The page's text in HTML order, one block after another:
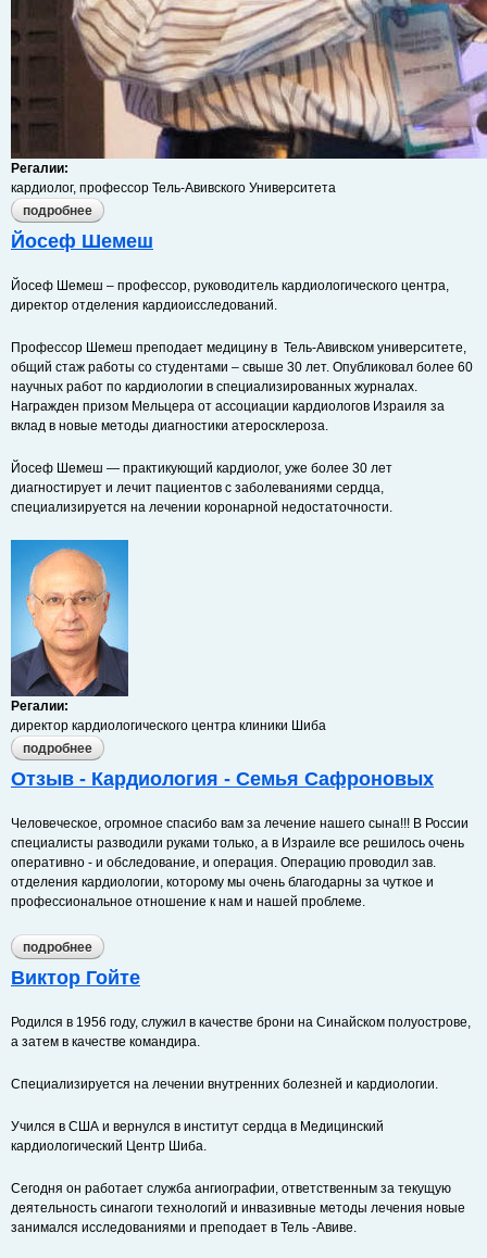
Регалии:
кардиолог, профессор Тель-Авивского Университета
подробнее о александр тененбаум
Йосеф Шемеш
Йосеф Шемеш – профессор, руководитель кардиологического центра,
директор отделения кардиоисследований.
Профессор Шемеш преподает медицину в Тель-Авивском университете,
общий стаж работы со студентами – свыше 30 лет. Опубликовал более 60
научных работ по кардиологии в специализированных журналах.
Награжден призом Мельцера от ассоциации кардиологов Израиля за
вклад в новые методы диагностики атеросклероза.
Йосеф Шемеш — практикующий кардиолог, уже более 30 лет
диагностирует и лечит пациентов с заболеваниями сердца,
специализируется на лечении коронарной недостаточности.
Регалии:
директор кардиологического центра клиники Шиба
подробнее о йосеф шемеш
Отзыв - Кардиология - Семья Сафроновых
Человеческое, огромное спасибо вам за лечение нашего сына!!! В России
специалисты разводили руками только, а в Израиле все решилось очень
оперативно - и обследование, и операция. Операцию проводил зав.
отделения кардиологии, которому мы очень благодарны за чуткое и
профессиональное отношение к нам и нашей проблеме.
подробнее о отзыв - кардиология - семья сафроновых
Виктор Гойте
Родился в 1956 году, служил в качестве брони на Синайском полуострове,
а затем в качестве командира.
Специализируется на лечении внутренних болезней и кардиологии.
Учился в США и вернулся в институт сердца в Медицинский
кардиологический Центр Шиба.
Сегодня он работает служба ангиографии, ответственным за текущую
деятельность синагоги технологий и инвазивные методы лечения новые
занимался исследованиями и преподает в Тель -Авиве.